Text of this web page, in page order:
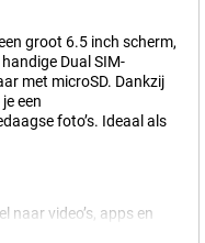
groot 6.5 inch scherm,
Dual SIM-
met microSD. Dankzij
een
foto’s. Ideaal als
video’s, apps en